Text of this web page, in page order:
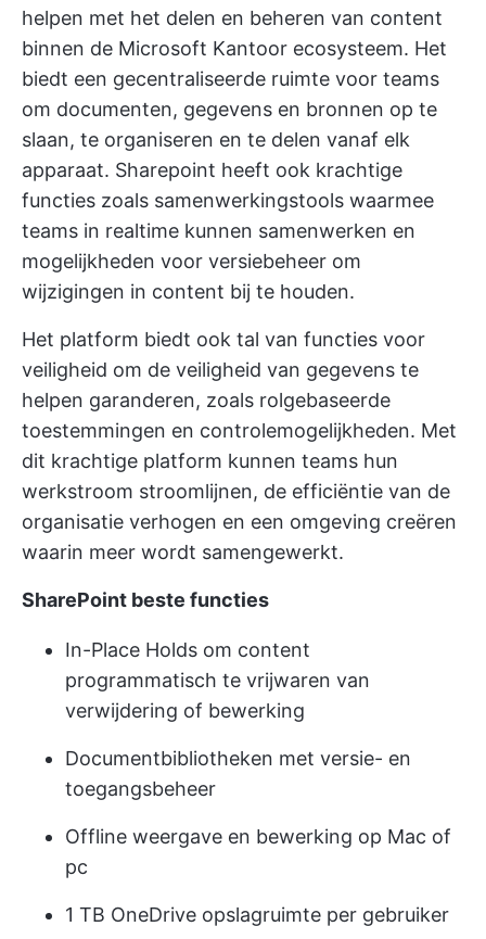
helpen met het delen en beheren van content
binnen de Microsoft Kantoor ecosysteem. Het
biedt een gecentraliseerde ruimte voor teams
om documenten, gegevens en bronnen op te
slaan, te organiseren en te delen vanaf elk
apparaat. Sharepoint heeft ook krachtige
functies zoals samenwerkingstools waarmee
teams in realtime kunnen samenwerken en
mogelijkheden voor versiebeheer om
wijzigingen in content bij te houden.
Het platform biedt ook tal van functies voor
veiligheid om de veiligheid van gegevens te
helpen garanderen, zoals rolgebaseerde
toestemmingen en controlemogelijkheden. Met
dit krachtige platform kunnen teams hun
werkstroom stroomlijnen, de efficiëntie van de
organisatie verhogen en een omgeving creëren
waarin meer wordt samengewerkt.
SharePoint beste functies
In-Place Holds om content
programmatisch te vrijwaren van
verwijdering of bewerking
Documentbibliotheken met versie- en
toegangsbeheer
Offline weergave en bewerking op Mac of
pc
1 TB OneDrive opslagruimte per gebruiker